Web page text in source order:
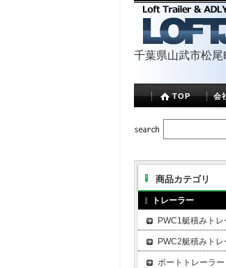
千葉県山武市松
TOP 会
商品カテゴリ
トレーラー
PWC1艇積みトレ
PWC2艇積みトレ
ボートトレーラー